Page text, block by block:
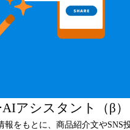
アシスタント（β）
報をもとに、商品紹介文やSNS